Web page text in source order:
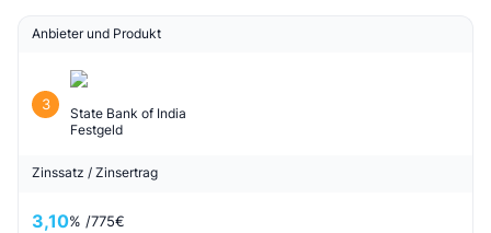
Anbieter und Produkt
3
State Bank of India
Festgeld
Zinssatz / Zinsertrag
3,10% /775€